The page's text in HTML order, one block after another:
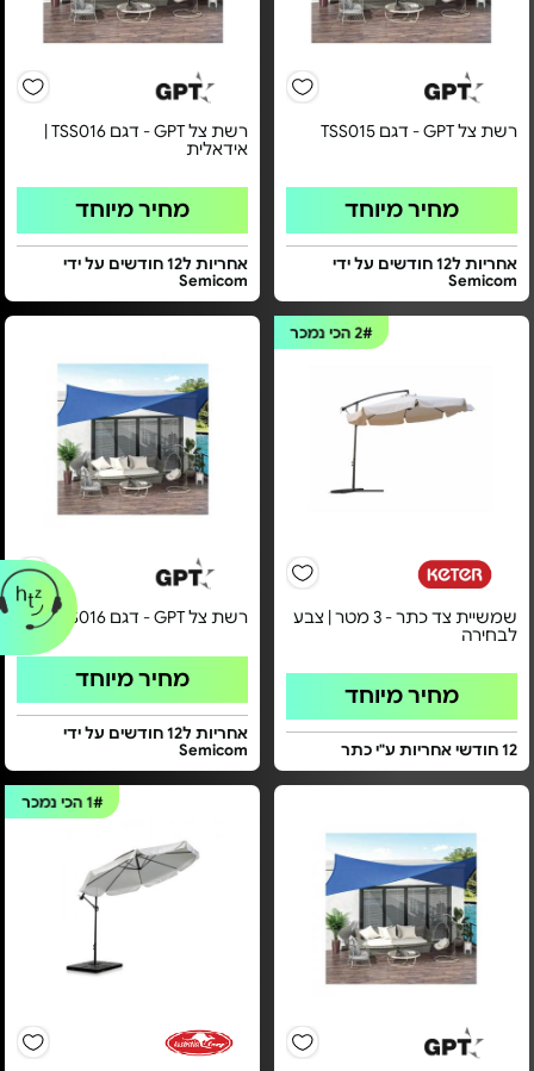
רשת צל GPT - דגם TSS015
מחיר מיוחד
אחריות ל12 חודשים על ידי
Semicom
רשת צל GPT - דגם TSS016 |
אידאלית
מחיר מיוחד
אחריות ל12 חודשים על ידי
Semicom
2#הכי נמכר
שמשיית צד כתר - 3 מטר | צבע
לבחירה
מחיר מיוחד
12 חודשי אחריות ע"י כתר
רשת צל GPT - דגם TSS016
מחיר מיוחד
אחריות ל12 חודשים על ידי
Semicom
1#הכי נמכר